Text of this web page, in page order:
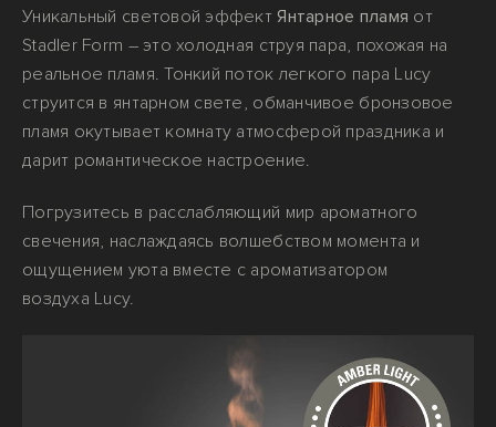
Уникальный световой эффектЯнтарное пламя от
Stadler Form – это холодная струя пара, похожая на
реальное пламя. Тонкий поток легкого пара Lucy
струится в янтарном свете, обманчивое бронзовое
пламя окутывает комнату атмосферой праздника и
дарит романтическое настроение.
Погрузитесь в расслабляющий мир ароматного
свечения, наслаждаясь волшебством момента и
ощущением уюта вместе с ароматизатором
воздуха Lucy.